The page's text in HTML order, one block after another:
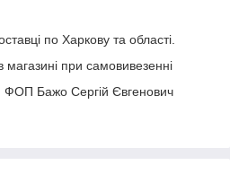
по Харкову та області.
магазині при самовивезенні
ФОП Бажо Сергій Євгенович